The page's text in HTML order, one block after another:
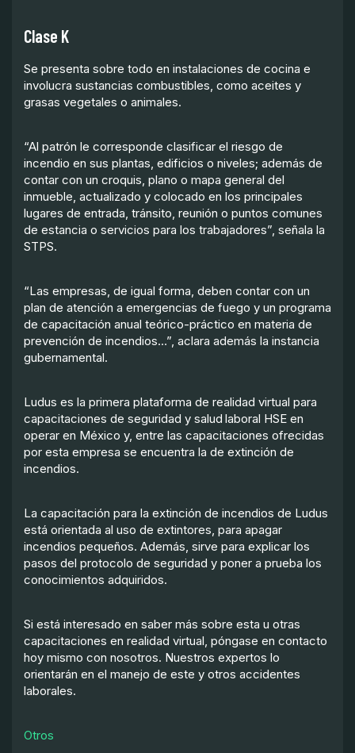
Clase K
Se presenta sobre todo en instalaciones de cocina e
involucra sustancias combustibles, como aceites y
grasas vegetales o animales.
“Al patrón le corresponde clasificar el riesgo de
incendio en sus plantas, edificios o niveles; además de
contar con un croquis, plano o mapa general del
inmueble, actualizado y colocado en los principales
lugares de entrada, tránsito, reunión o puntos comunes
de estancia o servicios para los trabajadores”, señala la
STPS.
“Las empresas, de igual forma, deben contar con un
plan de atención a emergencias de fuego y un programa
de capacitación anual teórico-práctico en materia de
prevención de incendios…”, aclara además la instancia
gubernamental.
Ludus es la primera plataforma de realidad virtual para
capacitaciones de seguridad y salud laboral HSE en
operar en México y, entre las capacitaciones ofrecidas
por esta empresa se encuentra la de extinción de
incendios.
La capacitación para la extinción de incendios de Ludus
está orientada al uso de extintores, para apagar
incendios pequeños. Además, sirve para explicar los
pasos del protocolo de seguridad y poner a prueba los
conocimientos adquiridos.
Si está interesado en saber más sobre esta u otras
capacitaciones en realidad virtual, póngase en contacto
hoy mismo con nosotros. Nuestros expertos lo
orientarán en el manejo de este y otros accidentes
laborales.
Otros